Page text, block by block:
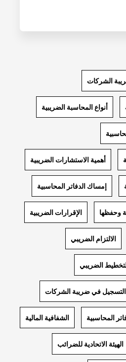
الشركات
أنواع المحاسبة الضريبية
أهمية الاستشارات الضريبية
إمساك الدفاتر المحاسبية
وحفظها الإقرارات الضريبية
الالتزام الضريبي
الضريبي
التسجيل في ضريبة الشركات
المحاسبية الشفافية المالية
الهيئة الاتحادية للضرائب